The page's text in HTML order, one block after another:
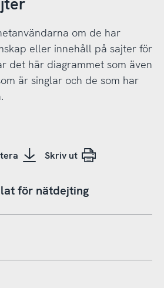
om de har
eller innehåll på sajter för
det här diagrammet som även
är singlar och de som har
Skriv ut
för nätdejting